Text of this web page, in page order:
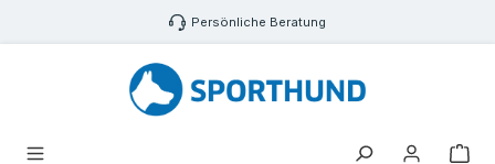
Zum Hauptinhalt springen Persönliche Beratung